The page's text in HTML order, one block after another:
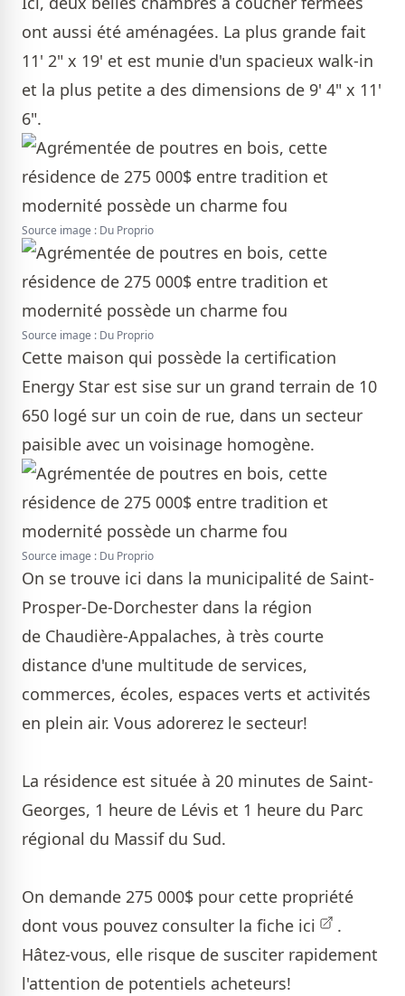
ont aussi été aménagées. La plus grande fait
11' 2" x 19' et est munie d'un spacieux walk-in
et la plus petite a des dimensions de 9' 4" x 11'
6".
Source image : Du Proprio
Source image : Du Proprio
Cette maison qui possède la certification
Energy Star est sise sur un grand terrain de 10
650 logé sur un coin de rue, dans un secteur
paisible avec un voisinage homogène.
Source image : Du Proprio
On se trouve ici dans la municipalité de Saint-
Prosper-De-Dorchester dans la région
de Chaudière-Appalaches, à très courte
distance d'une multitude de services,
commerces, écoles, espaces verts et activités
en plein air. Vous adorerez le secteur!
La résidence est située à 20 minutes de Saint-
Georges, 1 heure de Lévis et 1 heure du Parc
régional du Massif du Sud.
On demande 275 000$ pour cette propriété
dont vous pouvez consulter la fiche ici
.
Hâtez-vous, elle risque de susciter rapidement
l'attention de potentiels acheteurs!